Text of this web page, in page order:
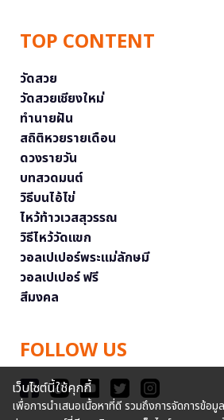
TOP CONTENT
วัดสวย
วัดสวยเชียงใหม่
ทำนายฝัน
สถิติหวยรายเดือน
ดวงรายวัน
บทสวดมนต์
วิธีบนไอ้ไข่
ไหว้ท้าวเวสสุวรรณ
วิธีไหว้วัดแขก
วอลเปเปอร์พระแม่ลักษมี
วอลเปเปอร์ ฟรี
สีมงคล
FOLLOW US
เว็บไซต์นี้ใช้คุกกี้
เพื่อการนำเสนอเนื้อหาที่ดี รวมถึงการจัดการข้อ